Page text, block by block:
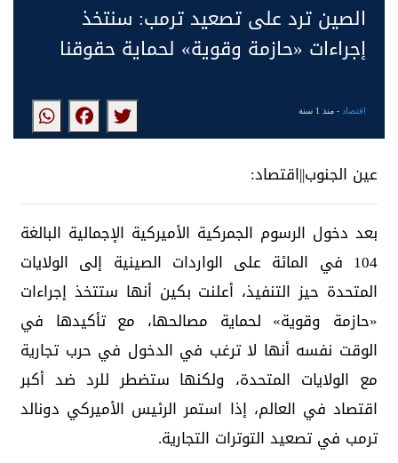
الصين ترد على تصعيد ترمب: سنتخذ
إجراءات «حازمة وقوية» لحماية حقوقنا
اقتصاد- منذ 1 سنة
عين الجنوب||اقتصاد:
بعد دخول الرسوم الجمركية الأميركية الإجمالية البالغة
104 في المائة على الواردات الصينية إلى الولايات
المتحدة حيز التنفيذ، أعلنت بكين أنها ستتخذ إجراءات
«حازمة وقوية» لحماية مصالحها، مع تأكيدها في
الوقت نفسه أنها لا ترغب في الدخول في حرب تجارية
مع الولايات المتحدة، ولكنها ستضطر للرد ضد أكبر
اقتصاد في العالم، إذا استمر الرئيس الأميركي دونالد
ترمب في تصعيد التوترات التجارية.